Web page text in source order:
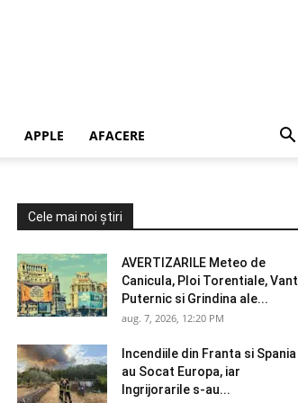
APPLE AFACERE
Cele mai noi știri
AVERTIZARILE Meteo de
Canicula, Ploi Torentiale, Vant
Puternic si Grindina ale...
aug. 7, 2026, 12:20 PM
Incendiile din Franta si Spania
au Socat Europa, iar
Ingrijorarile s-au...